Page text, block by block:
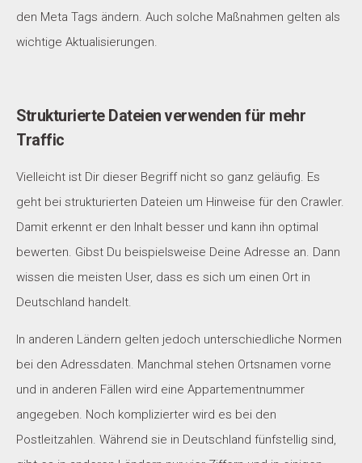
den Meta Tags ändern. Auch solche Maßnahmen gelten als
wichtige Aktualisierungen.
Strukturierte Dateien verwenden für mehr
Traffic
Vielleicht ist Dir dieser Begriff nicht so ganz geläufig. Es
geht bei strukturierten Dateien um Hinweise für den Crawler.
Damit erkennt er den Inhalt besser und kann ihn optimal
bewerten. Gibst Du beispielsweise Deine Adresse an. Dann
wissen die meisten User, dass es sich um einen Ort in
Deutschland handelt.
In anderen Ländern gelten jedoch unterschiedliche Normen
bei den Adressdaten. Manchmal stehen Ortsnamen vorne
und in anderen Fällen wird eine Appartementnummer
angegeben. Noch komplizierter wird es bei den
Postleitzahlen. Während sie in Deutschland fünfstellig sind,